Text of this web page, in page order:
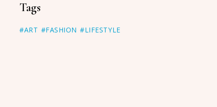
Tags
#ART #FASHION #LIFESTYLE